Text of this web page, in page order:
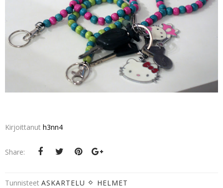
Kirjoittanut h3nn4
Share:
Tunnisteet ASKARTELU HELMET